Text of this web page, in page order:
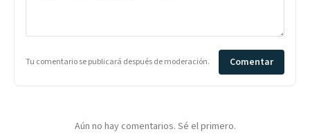
Tu comentario se publicará después de moderación. Comentar
Aún no hay comentarios. Sé el primero.